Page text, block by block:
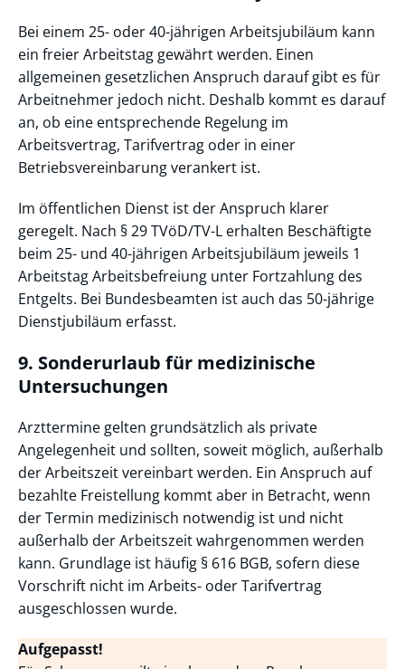
Bei einem 25- oder 40-jährigen Arbeitsjubiläum kann
ein freier Arbeitstag gewährt werden. Einen
allgemeinen gesetzlichen Anspruch darauf gibt es für
Arbeitnehmer jedoch nicht. Deshalb kommt es darauf
an, ob eine entsprechende Regelung im
Arbeitsvertrag, Tarifvertrag oder in einer
Betriebsvereinbarung verankert ist.
Im öffentlichen Dienst ist der Anspruch klarer
geregelt. Nach § 29 TVöD/TV-L erhalten Beschäftigte
beim 25- und 40-jährigen Arbeitsjubiläum jeweils 1
Arbeitstag Arbeitsbefreiung unter Fortzahlung des
Entgelts. Bei Bundesbeamten ist auch das 50-jährige
Dienstjubiläum erfasst.
9. Sonderurlaub für medizinische
Untersuchungen
Arzttermine gelten grundsätzlich als private
Angelegenheit und sollten, soweit möglich, außerhalb
der Arbeitszeit vereinbart werden. Ein Anspruch auf
bezahlte Freistellung kommt aber in Betracht, wenn
der Termin medizinisch notwendig ist und nicht
außerhalb der Arbeitszeit wahrgenommen werden
kann. Grundlage ist häufig § 616 BGB, sofern diese
Vorschrift nicht im Arbeits- oder Tarifvertrag
ausgeschlossen wurde.
Aufgepasst!